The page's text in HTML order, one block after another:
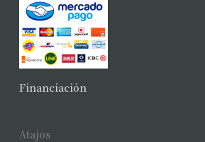
Financiación
Atajos